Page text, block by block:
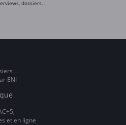
dossiers…
ENI
et en ligne